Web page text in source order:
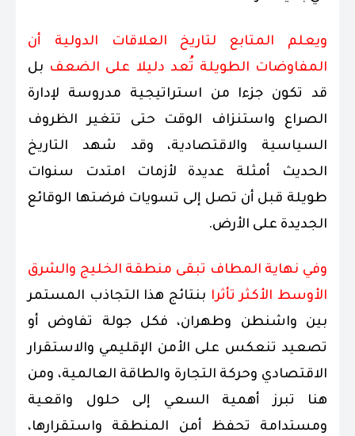
ويعلم المتابع لتاريخ العلاقات الدولية أن
المفاوضات الطويلة تُعد دليلا على الضعف بل
قد تكون جزءا من استراتيجية مدروسة لإدارة
الصراع واستنزاف الوقت حتى تتغير الظروف
السياسية والاقتصادية، وقد شهد التاريخ
الحديث أمثلة عديدة لأزمات امتدت سنوات
طويلة قبل أن تصل إلى تسويات فرضتها الوقائع
الجديدة على الأرض.
وفي نهاية المطاف تبقى منطقة الخليج والشرق
الأوسط الأكثر تأثرا بنتائج هذا التجاذب المستمر
بين واشنطن وطهران، فكل جولة تفاوض أو
تصعيد تنعكس على الأمن الإقليمي والاستقرار
الاقتصادي وحركة التجارة والطاقة العالمية، ومن
هنا تبرز أهمية السعي إلى حلول واقعية
ومستدامة تحفظ أمن المنطقة واستقرارها،